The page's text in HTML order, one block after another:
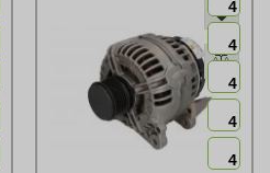
4
4
4
4
4